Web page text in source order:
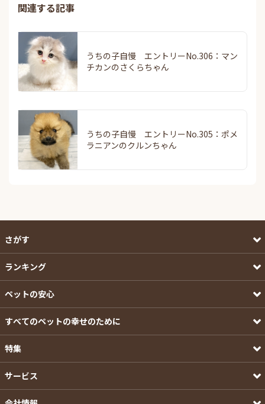
関連する記事
うちの子自慢 エントリーNo.306：マン
チカンのさくらちゃん
うちの子自慢 エントリーNo.305：ポメ
ラニアンのクルンちゃん
さがす
ランキング
ペットの安心
すべてのペットの幸せのために
特集
サービス